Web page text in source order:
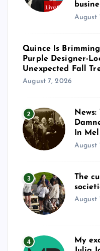
August
Quince Is
Purple Designer-
Unexpected Fall
August 7, 2026
2
In
August
3
The
August
4
My